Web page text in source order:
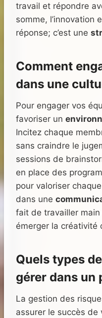
travail et répondre
somme, l’innovation
réponse; c’est une
Comment
dans une
Pour engager vos
favoriser un
Incitez chaque
sans craindre le
sessions de
en place des
pour valoriser
dans une
fait de travailler
émerger la créativité
Quels types
gérer dans un
La gestion des
assurer le succès de